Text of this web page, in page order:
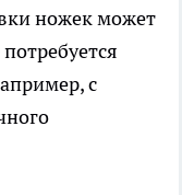
ножек может
с